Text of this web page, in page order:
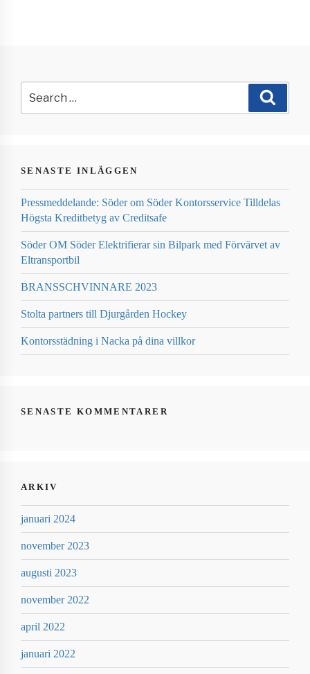
Search
for:
SENASTE INLÄGGEN
Pressmeddelande: Söder om Söder Kontorsservice Tilldelas
Högsta Kreditbetyg av Creditsafe
Söder OM Söder Elektrifierar sin Bilpark med Förvärvet av
Eltransportbil
BRANSSCHVINNARE 2023
Stolta partners till Djurgården Hockey
Kontorsstädning i Nacka på dina villkor
SENASTE KOMMENTARER
ARKIV
januari 2024
november 2023
augusti 2023
november 2022
april 2022
januari 2022